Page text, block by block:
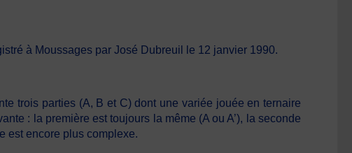
à Moussages par José Dubreuil le 12 janvier 1990.
trois parties (A, B et C) dont une variée jouée en ternaire
: la première est toujours la même (A ou A’), la seconde
est encore plus complexe.